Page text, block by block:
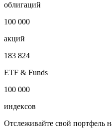
Откройте глобальную базу
1 000 000
облигаций
100 000
акций
183 824
ETF & Funds
100 000